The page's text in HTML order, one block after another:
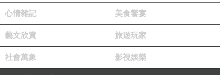
千年之戀永世不渝的愛很美，但以作者“要有永生的生命就註定要放棄最
愛的人”的觀點來看，男人一但愛上不斷轉世重生的萊拉，註定是一場悲
心情雜記 美食饗宴
藝文欣賞 旅遊玩家
社會萬象 影視娛樂